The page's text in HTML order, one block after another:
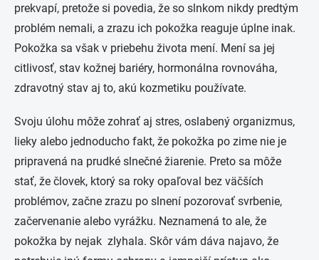
prekvapí, pretože si povedia, že so slnkom nikdy predtým
problém nemali, a zrazu ich pokožka reaguje úplne inak.
Pokožka sa však v priebehu života mení. Mení sa jej
citlivosť, stav kožnej bariéry, hormonálna rovnováha,
zdravotný stav aj to, akú kozmetiku používate.
Svoju úlohu môže zohrať aj stres, oslabený organizmus,
lieky alebo jednoducho fakt, že pokožka po zime nie je
pripravená na prudké slnečné žiarenie. Preto sa môže
stať, že človek, ktorý sa roky opaľoval bez väčších
problémov, začne zrazu po slnení pozorovať svrbenie,
začervenanie alebo vyrážku. Neznamená to ale, že
pokožka by nejak zlyhala. Skôr vám dáva najavo, že